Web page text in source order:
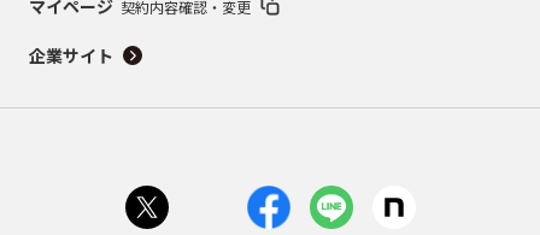
マイページ 契約内容確認・変更
企業サイト